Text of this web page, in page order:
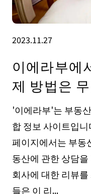
2023.11.27
이에라부에
제 방법은
'이에라부'는 부동
합 정보 사이트입
페이지에서는 부동
동산에 관한 상담
회사에 대한 리뷰
들은 이 리...